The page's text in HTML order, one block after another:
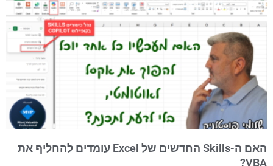
האם ה-Skills החדשים של Excel עומדים להחליף את
VBA?